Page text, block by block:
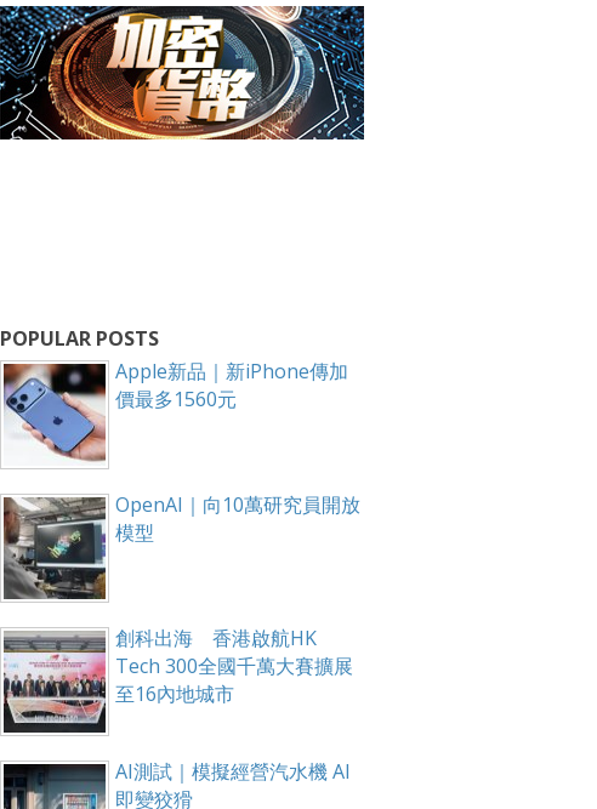
POPULAR POSTS
Apple新品｜新iPhone傳加
價最多1560元
OpenAI｜向10萬研究員開放
模型
創科出海 香港啟航HK
Tech 300全國千萬大賽擴展
至16內地城市
AI測試｜模擬經營汽水機 AI
即變狡猾